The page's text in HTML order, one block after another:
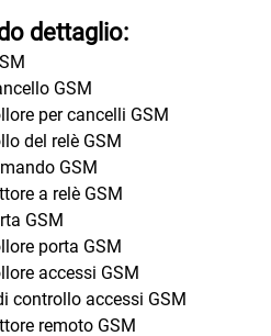
dettaglio:
GSM
per cancelli GSM
del relè GSM
GSM
a relè GSM
GSM
porta GSM
accessi GSM
controllo accessi GSM
remoto GSM